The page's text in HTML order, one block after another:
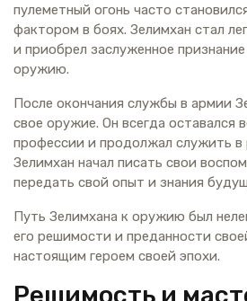
пулеметный огонь часто
фактором в боях. Зелимхан стал
и приобрел заслуженное
оружию.
После окончания службы в армии
свое оружие. Он всегда оставался
профессии и продолжал служить в
Зелимхан начал писать свои
передать свой опыт и знания
Путь Зелимхана к оружию был
его решимости и преданности
настоящим героем своей эпохи.
Решимость и